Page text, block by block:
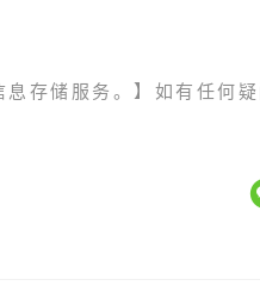
存储服务。】如有任何